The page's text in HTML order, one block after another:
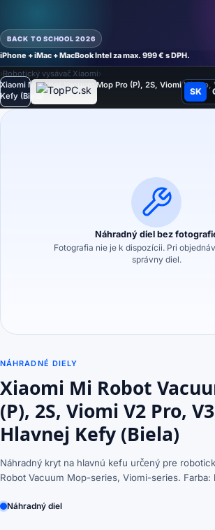
BACK TO SCHOOL 2026
iPhone + iMac + MacBook Intel za max. 999 € s DPH.
Režim
SK
›Robotický vysávač Xiaomi›
Xiaomi Mi Robot Vacuum Mop Pro (P), 2S, Viomi V2 Pro,
Kefy (Biela)
Náhradný diel bez
Fotografia nie je k dispozícii. Pri
správny diel.
NÁHRADNÉ DIELY
Xiaomi Mi Robot
(P), 2S, Viomi V2 Pro,
Hlavnej Kefy (Biela)
Náhradný kryt na hlavnú kefu určený pre
Robot Vacuum Mop-series, Viomi-series. Farba:
Náhradný diel